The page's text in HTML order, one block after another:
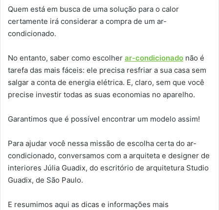
Quem está em busca de uma solução para o calor
certamente irá considerar a compra de um ar-
condicionado.
No entanto, saber como escolher ar-condicionado não é
tarefa das mais fáceis: ele precisa resfriar a sua casa sem
salgar a conta de energia elétrica. E, claro, sem que você
precise investir todas as suas economias no aparelho.
Garantimos que é possível encontrar um modelo assim!
Para ajudar você nessa missão de escolha certa do ar-
condicionado, conversamos com a arquiteta e designer de
interiores Júlia Guadix, do escritório de arquitetura Studio
Guadix, de São Paulo.
E resumimos aqui as dicas e informações mais